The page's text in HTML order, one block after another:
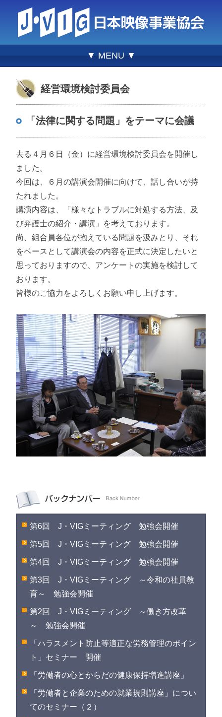
▼ MENU ▼
経営環境検討委員会
「法律に関する問題」をテーマに会議
去る４月６日（金）に経営環境検討委員会を開催し
ました。
今回は、６月の講演会開催に向けて、話し合いが持
たれました。
講演内容は、「様々なトラブルに対処する方法、及
び弁護士の紹介・講演」を考えております。
尚、組合員各位が抱えている問題を汲みとり、それ
をベースとして講演会の内容を正式に決定したいと
思っておりますので、アンケートの実施を検討して
おります。
皆様のご協力をよろしくお願い申し上げます。
第6回 J・VIGミーティング 勉強会開催
第5回 J・VIGミーティング 勉強会開催
第4回 J・VIGミーティング 勉強会開催
第3回 J・VIGミーティング ～令和の社員教
育～ 勉強会開催
第2回 J・VIGミーティング ～働き方改革
～ 勉強会開催
「ハラスメント防止等適正な労務管理のポイン
ト」セミナー 開催
「労働者の心とからだの健康保持増進講座」
「労働者と企業のための就業規則講座」につい
てのセミナー（２）